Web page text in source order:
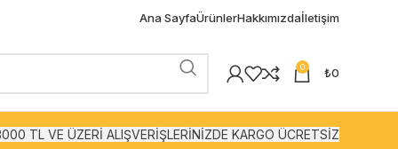
Ana SayfaÜrünlerHakkımızdaİletişim
0 ₺0
TL VE ÜZERİ ALIŞVERİŞLERİNİZDE KARGO ÜCRETSİZ